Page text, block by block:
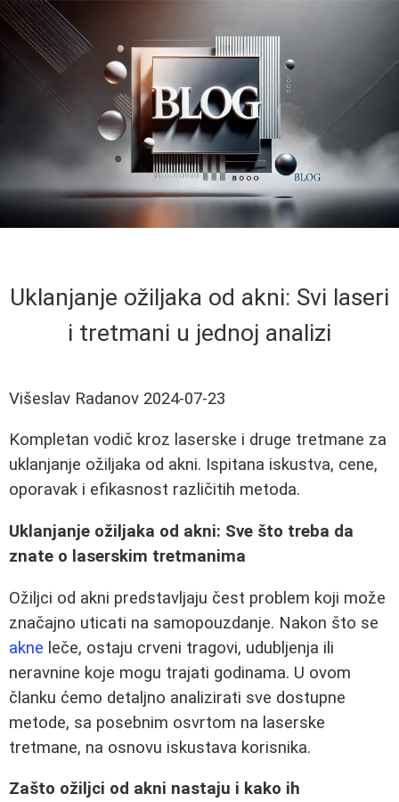
Uklanjanje ožiljaka od akni: Svi laseri
i tretmani u jednoj analizi
Višeslav Radanov 2024-07-23
Kompletan vodič kroz laserske i druge tretmane za
uklanjanje ožiljaka od akni. Ispitana iskustva, cene,
oporavak i efikasnost različitih metoda.
Uklanjanje ožiljaka od akni: Sve što treba da
znate o laserskim tretmanima
Ožiljci od akni predstavljaju čest problem koji može
značajno uticati na samopouzdanje. Nakon što se
akne leče, ostaju crveni tragovi, udubljenja ili
neravnine koje mogu trajati godinama. U ovom
članku ćemo detaljno analizirati sve dostupne
metode, sa posebnim osvrtom na laserske
tretmane, na osnovu iskustava korisnika.
Zašto ožiljci od akni nastaju i kako ih